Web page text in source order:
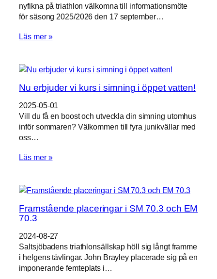
nyfikna på triathlon välkomna till informationsmöte
för säsong 2025/2026 den 17 september…
Läs mer »
Nu erbjuder vi kurs i simning i öppet vatten!
2025-05-01
Vill du få en boost och utveckla din simning utomhus
inför sommaren? Välkommen till fyra junikvällar med
oss…
Läs mer »
Framstående placeringar i SM 70.3 och EM
70.3
2024-08-27
Saltsjöbadens triathlonsällskap höll sig långt framme
i helgens tävlingar. John Brayley placerade sig på en
imponerande femteplats i…
Nödvändiga
Dessa kakor
välja bort. De
över huvud
taget ska
fungera.
Statistik
För att vi
ska kunna
förbättra
hemsidans